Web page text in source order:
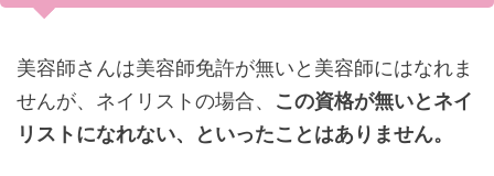
美容師さんは美容師免許が無いと美容師にはなれま
せんが、ネイリストの場合、 この資格が無いとネイ
リストになれない、といったことはありません。